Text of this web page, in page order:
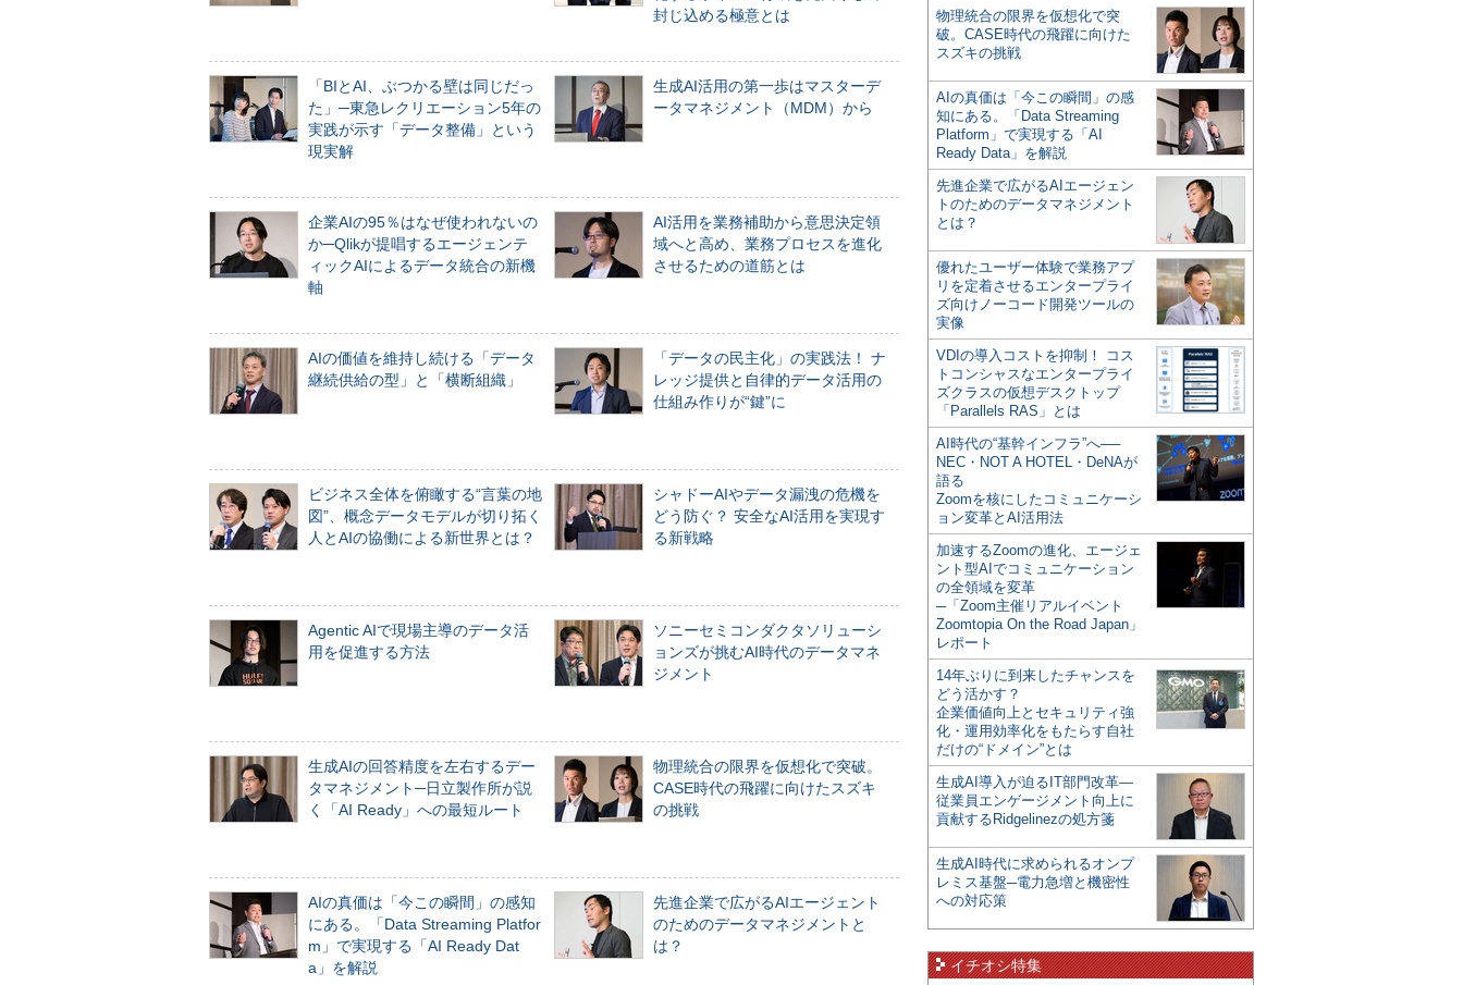
封じ込める極意とは
「BIとAI、ぶつかる壁は同じだっ
た」─東急レクリエーション5年の
実践が示す「データ整備」という
現実解
生成AI活用の第一歩はマスターデ
ータマネジメント（MDM）から
企業AIの95％はなぜ使われないの
か─Qlikが提唱するエージェンテ
ィックAIによるデータ統合の新機
軸
AI活用を業務補助から意思決定領
域へと高め、業務プロセスを進化
させるための道筋とは
AIの価値を維持し続ける「データ
継続供給の型」と「横断組織」
「データの民主化」の実践法！ ナ
レッジ提供と自律的データ活用の
仕組み作りが“鍵”に
ビジネス全体を俯瞰する“言葉の地
図”、概念データモデルが切り拓く
人とAIの協働による新世界とは？
シャドーAIやデータ漏洩の危機を
どう防ぐ？ 安全なAI活用を実現す
る新戦略
Agentic AIで現場主導のデータ活
用を促進する方法
ソニーセミコンダクタソリューシ
ョンズが挑むAI時代のデータマネ
ジメント
生成AIの回答精度を左右するデー
タマネジメント─日立製作所が説
く「AI Ready」への最短ルート
物理統合の限界を仮想化で突破。
CASE時代の飛躍に向けたスズキ
の挑戦
AIの真価は「今この瞬間」の感知
にある。「Data Streaming Platfor
m」で実現する「AI Ready Dat
a」を解説
先進企業で広がるAIエージェント
のためのデータマネジメントと
は？
物理統合の限界を仮想化で突
破。CASE時代の飛躍に向けた
スズキの挑戦
AIの真価は「今この瞬間」の感
知にある。「Data Streaming
Platform」で実現する「AI
Ready Data」を解説
先進企業で広がるAIエージェン
トのためのデータマネジメント
とは？
優れたユーザー体験で業務アプ
リを定着させるエンタープライ
ズ向けノーコード開発ツールの
実像
VDIの導入コストを抑制！ コス
トコンシャスなエンタープライ
ズクラスの仮想デスクトップ
「Parallels RAS」とは
AI時代の“基幹インフラ”へ──
NEC・NOT A HOTEL・DeNAが
語る
Zoomを核にしたコミュニケーシ
ョン変革とAI活用法
加速するZoomの進化、エージェ
ント型AIでコミュニケーション
の全領域を変革
─「Zoom主催リアルイベント
Zoomtopia On the Road Japan」
レポート
14年ぶりに到来したチャンスを
どう活かす？
企業価値向上とセキュリティ強
化・運用効率化をもたらす自社
だけの“ドメイン”とは
生成AI導入が迫るIT部門改革―
従業員エンゲージメント向上に
貢献するRidgelinezの処方箋
生成AI時代に求められるオンプ
レミス基盤─電力急増と機密性
への対応策
イチオシ特集